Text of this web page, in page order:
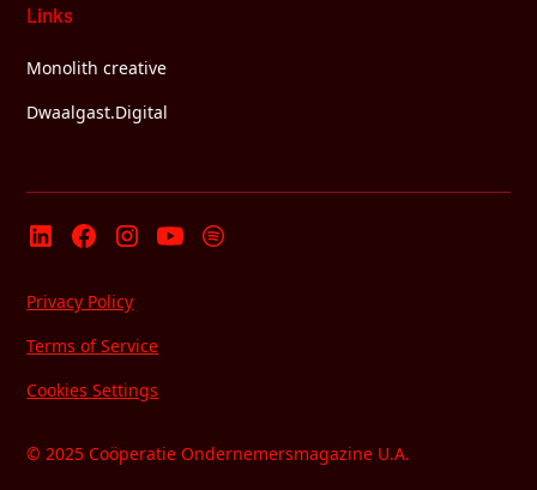
Links
Monolith creative
Dwaalgast.Digital
© 2025 Coöperatie Ondernemersmagazine U.A.
Privacy Policy
Terms of Service
Cookies Settings